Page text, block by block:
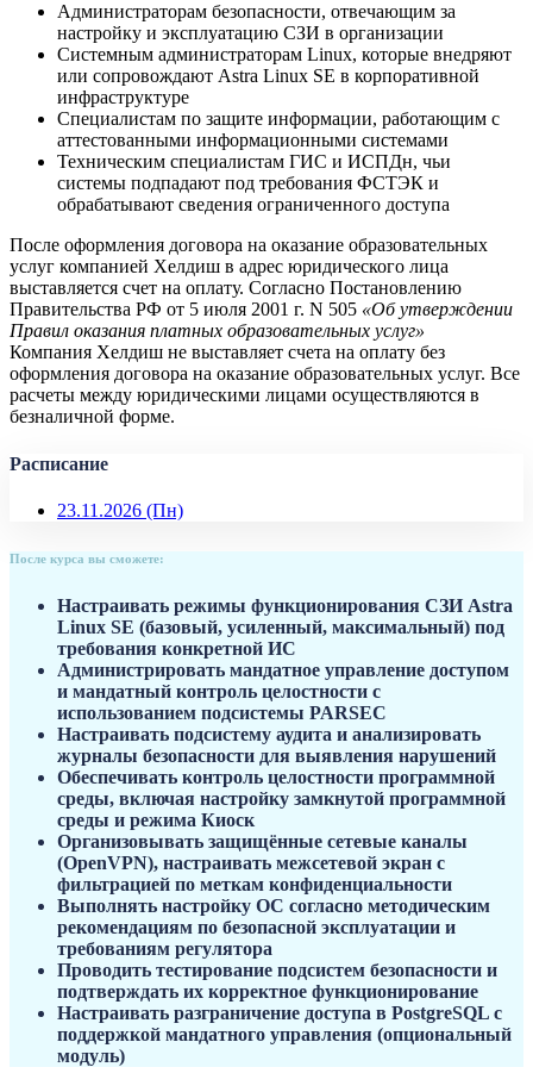
Администраторам безопасности, отвечающим за
настройку и эксплуатацию СЗИ в организации
Системным администраторам Linux, которые внедряют
или сопровождают Astra Linux SE в корпоративной
инфраструктуре
Специалистам по защите информации, работающим с
аттестованными информационными системами
Техническим специалистам ГИС и ИСПДн, чьи
системы подпадают под требования ФСТЭК и
обрабатывают сведения ограниченного доступа
После оформления договора на оказание образовательных
услуг компанией Хелдиш в адрес юридического лица
выставляется счет на оплату. Согласно Постановлению
Правительства РФ от 5 июля 2001 г. N 505 «Об утверждении
Правил оказания платных образовательных услуг»
Компания Хелдиш не выставляет счета на оплату без
оформления договора на оказание образовательных услуг. Все
расчеты между юридическими лицами осуществляются в
безналичной форме.
Расписание
23.11.2026 (Пн)
После курса вы сможете:
Настраивать режимы функционирования СЗИ Astra
Linux SE (базовый, усиленный, максимальный) под
требования конкретной ИС
Администрировать мандатное управление доступом
и мандатный контроль целостности с
использованием подсистемы PARSEC
Настраивать подсистему аудита и анализировать
журналы безопасности для выявления нарушений
Обеспечивать контроль целостности программной
среды, включая настройку замкнутой программной
среды и режима Киоск
Организовывать защищённые сетевые каналы
(OpenVPN), настраивать межсетевой экран с
фильтрацией по меткам конфиденциальности
Выполнять настройку ОС согласно методическим
рекомендациям по безопасной эксплуатации и
требованиям регулятора
Проводить тестирование подсистем безопасности и
подтверждать их корректное функционирование
Настраивать разграничение доступа в PostgreSQL с
поддержкой мандатного управления (опциональный
модуль)